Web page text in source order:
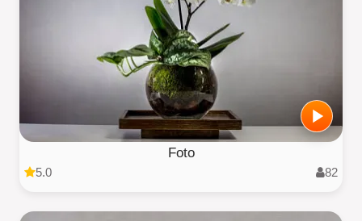
Foto
5.0 82